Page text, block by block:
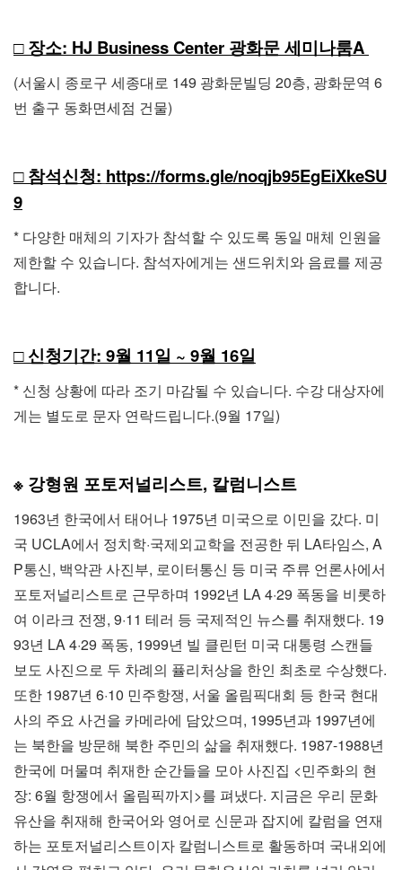
□ 장소: HJ Business Center 광화문 세미나룸A
(서울시 종로구 세종대로 149 광화문빌딩 20층, 광화문역 6
번 출구 동화면세점 건물)
□ 참석신청: https://forms.gle/noqjb95EgEiXkeSU
9
* 다양한 매체의 기자가 참석할 수 있도록 동일 매체 인원을
제한할 수 있습니다. 참석자에게는 샌드위치와 음료를 제공
합니다.
□ 신청기간: 9월 11일 ~ 9월 16일
* 신청 상황에 따라 조기 마감될 수 있습니다. 수강 대상자에
게는 별도로 문자 연락드립니다.(9월 17일)
※ 강형원 포토저널리스트, 칼럼니스트
1963년 한국에서 태어나 1975년 미국으로 이민을 갔다. 미
국 UCLA에서 정치학·국제외교학을 전공한 뒤 LA타임스, A
P통신, 백악관 사진부, 로이터통신 등 미국 주류 언론사에서
포토저널리스트로 근무하며 1992년 LA 4·29 폭동을 비롯하
여 이라크 전쟁, 9·11 테러 등 국제적인 뉴스를 취재했다. 19
93년 LA 4·29 폭동, 1999년 빌 클린턴 미국 대통령 스캔들
보도 사진으로 두 차례의 퓰리처상을 한인 최초로 수상했다.
또한 1987년 6·10 민주항쟁, 서울 올림픽대회 등 한국 현대
사의 주요 사건을 카메라에 담았으며, 1995년과 1997년에
는 북한을 방문해 북한 주민의 삶을 취재했다. 1987-1988년
한국에 머물며 취재한 순간들을 모아 사진집 <민주화의 현
장: 6월 항쟁에서 올림픽까지>를 펴냈다. 지금은 우리 문화
유산을 취재해 한국어와 영어로 신문과 잡지에 칼럼을 연재
하는 포토저널리스트이자 칼럼니스트로 활동하며 국내외에